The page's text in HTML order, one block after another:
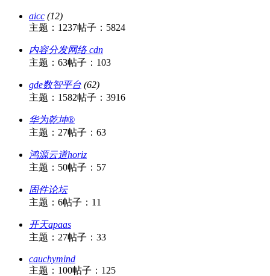
aicc (12)
主题：1237帖子：5824
内容分发网络 cdn
主题：63帖子：103
gde数智平台 (62)
主题：1582帖子：3916
华为乾坤®
主题：27帖子：63
鸿源云道horiz
主题：50帖子：57
固件论坛
主题：6帖子：11
开天apaas
主题：27帖子：33
cauchymind
主题：100帖子：125